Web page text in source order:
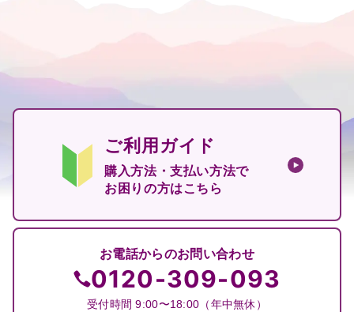
ご利用ガイド
購入方法・支払い方法で
お困りの方はこちら
お電話からのお問い合わせ
0120-309-093
受付時間 9:00〜18:00（年中無休）